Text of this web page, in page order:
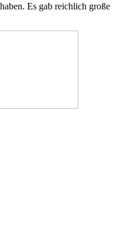
Es gab reichlich große